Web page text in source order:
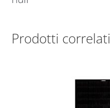
Prodotti correlati